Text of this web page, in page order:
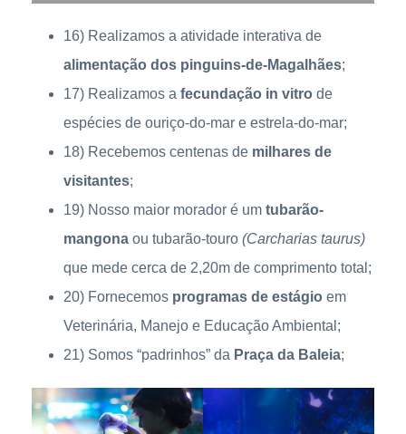
16) Realizamos a atividade interativa de
alimentação dos pinguins-de-Magalhães;
17) Realizamos a fecundação in vitro de
espécies de ouriço-do-mar e estrela-do-mar;
18) Recebemos centenas de milhares de
visitantes;
19) Nosso maior morador é um tubarão-
mangona ou tubarão-touro (Carcharias taurus)
que mede cerca de 2,20m de comprimento total;
20) Fornecemos programas de estágio em
Veterinária, Manejo e Educação Ambiental;
21) Somos “padrinhos” da Praça da Baleia;